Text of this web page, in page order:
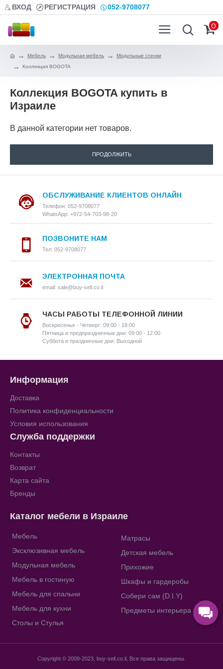
ВХОД РЕГИСТРАЦИЯ 052-9708077
0
Мебель Модульная мебель
Модульные стенки
Коллекция BOGOTA
Коллекция BOGOTA купить в
Израиле
В данной категории нет товаров.
ПРОДОЛЖИТЬ
ОБСЛУЖИВАНИЕ КЛИЕНТОВ ОНЛАЙН
Телефон: 052-9708077
WhatsApp: +972-54-703-98-20
ПОЗВОНИТЕ НАМ
Тел: 052-9708077
ЭЛЕКТРОННАЯ ПОЧТА
email: sale@buy-sell.co.il
ЧАСЫ РАБОТЫ ТЕЛЕФОННОЙ ЛИНИИ
Воскресенье - Четверг: 09:00 - 18:00
Пятница и предпраздничные дни: 09:00 - 12:00
Суббота и праздничные дни: Выходной
Информация
Доставка
Политика конфиденциальности
Условия использования
Служба поддержки
Контакты
Возврат
Карта сайта
Бренды
Каталог мебели в Израиле
Мебель
Эксклюзивная мебель
Модульная мебель
Мебель в гостиную
Мебель для спальни
Мебель для кухни
Столы и Стулья
Матрасы
Детская мебель
Прихожие
Шкафы и гардеробы
Собери сам (D.I.Y)
Предметы интерьера
Copyright © 2009-2023, buy-sell.co.il, Все права защищены.